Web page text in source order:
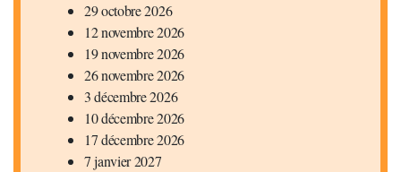
29 octobre 2026
12 novembre 2026
19 novembre 2026
26 novembre 2026
3 décembre 2026
10 décembre 2026
17 décembre 2026
7 janvier 2027